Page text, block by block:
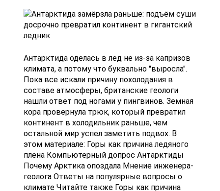
Антарктида оделась в лед не из-за капризов
климата, а потому что буквально "выросла".
Пока все искали причину похолодания в
составе атмосферы, британские геологи
нашли ответ под ногами у пингвинов. Земная
кора провернула трюк, который превратил
континент в холодильник раньше, чем
остальной мир успел заметить подвох. В
этом материале: Горы как причина ледяного
плена Компьютерный допрос Антарктиды
Почему Арктика опоздала Мнение инженера-
геолога Ответы на популярные вопросы о
климате Читайте также Горы как причина